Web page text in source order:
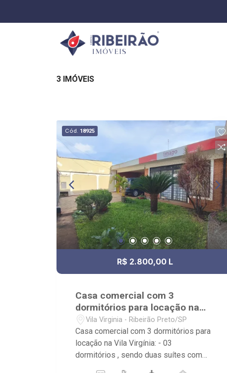
3 IMÓVEIS
Cód. 18925
R$ 2.800,00 L
Casa comercial com 3
dormitórios para locação na
Vila Virgínia
Vila Virginia - Ribeirão Preto/SP
Casa comercial com 3 dormitórios para
locação na Vila Virgínia: - 03
dormitórios , sendo duas suítes com